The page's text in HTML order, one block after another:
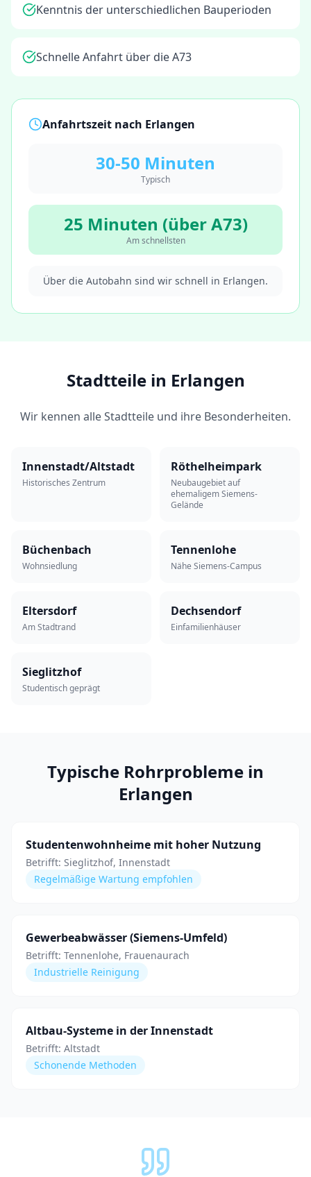
Kenntnis der unterschiedlichen Bauperioden
Schnelle Anfahrt über die A73
Anfahrtszeit nach Erlangen
30-50 Minuten
Typisch
25 Minuten (über A73)
Am schnellsten
Über die Autobahn sind wir schnell in Erlangen.
Stadtteile in Erlangen
Wir kennen alle Stadtteile und ihre Besonderheiten.
Innenstadt/Altstadt
Historisches Zentrum
Röthelheimpark
Neubaugebiet auf
ehemaligem Siemens-
Gelände
Büchenbach
Wohnsiedlung
Tennenlohe
Nähe Siemens-Campus
Eltersdorf
Am Stadtrand
Dechsendorf
Einfamilienhäuser
Sieglitzhof
Studentisch geprägt
Typische Rohrprobleme in
Erlangen
Studentenwohnheime mit hoher Nutzung
Betrifft: Sieglitzhof, Innenstadt
Regelmäßige Wartung empfohlen
Gewerbeabwässer (Siemens-Umfeld)
Betrifft: Tennenlohe, Frauenaurach
Industrielle Reinigung
Altbau-Systeme in der Innenstadt
Betrifft: Altstadt
Schonende Methoden